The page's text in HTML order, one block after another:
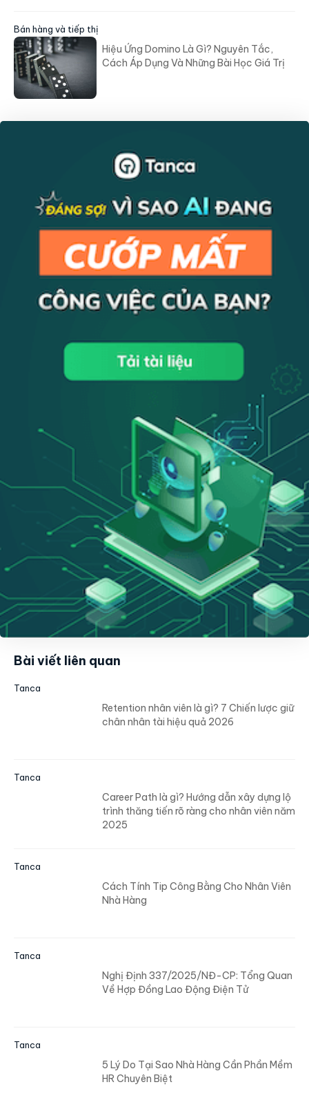
Bán hàng và tiếp thị
Hiệu Ứng Domino Là Gì? Nguyên Tắc,
Cách Áp Dụng Và Những Bài Học Giá Trị
Bài viết liên quan
Tanca
Retention nhân viên là gì? 7 Chiến lược giữ
chân nhân tài hiệu quả 2026
Tanca
Career Path là gì? Hướng dẫn xây dựng lộ
trình thăng tiến rõ ràng cho nhân viên năm
2025
Tanca
Cách Tính Tip Công Bằng Cho Nhân Viên
Nhà Hàng
Tanca
Nghị Định 337/2025/NĐ-CP: Tổng Quan
Về Hợp Đồng Lao Động Điện Tử
Tanca
5 Lý Do Tại Sao Nhà Hàng Cần Phần Mềm
HR Chuyên Biệt